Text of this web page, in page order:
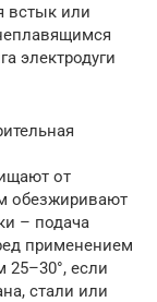
встык или
электродуги
от
обезжиривают
– подача
применением
25–30°, если
стали или